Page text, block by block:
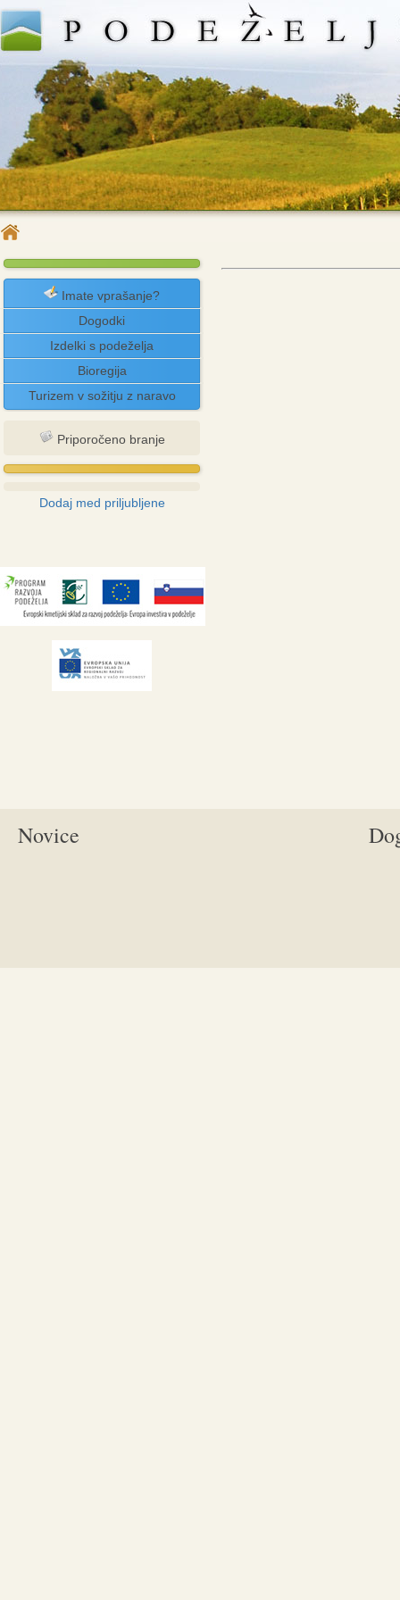
Imate vprašanje?
Dogodki
Izdelki s podeželja
Bioregija
Turizem v sožitju z naravo
Priporočeno branje
Dodaj med priljubljene
Novice